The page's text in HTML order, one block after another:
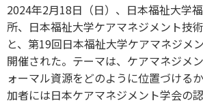
2024年2月18日（日）、日本福祉大学
所、日本福祉大学ケアマネジメント技
と、第19回日本福祉大学ケアマネジメ
開催された。テーマは、ケアマネジメ
ォーマル資源をどのように位置づける
加者には日本ケアマネジメント学会の